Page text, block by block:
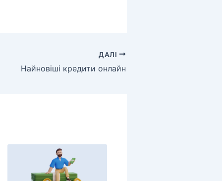
ДАЛІ
Найновіші кредити онлайн